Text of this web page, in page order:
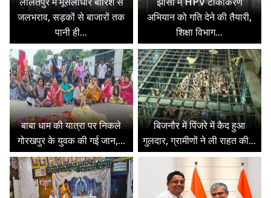
जलभराव, सड़कों से बाजारों तक
पानी ही...
अभियान को गति देने की तैयारी,
शिक्षा विभाग...
बाबा धाम की यात्रा पर निकले
गोरखपुर के युवक की गई जान,...
बिजनौर में पिंजरे में कैद हुआ
गुलदार, ग्रामीणों ने ली राहत की...